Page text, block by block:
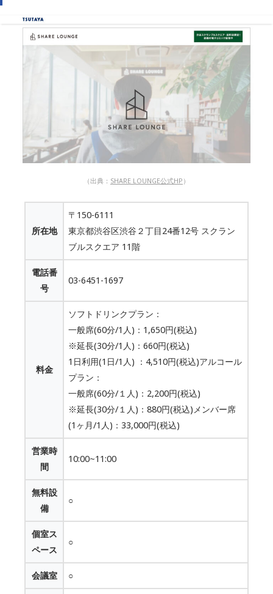
（出典： SHARE LOUNGE公式HP ）
所在地
〒150-6111
東京都渋谷区渋谷２丁目24番12号 スクラン
ブルスクエア 11階
電話番
号
03-6451-1697
料金
ソフトドリンクプラン：
一般席(60分/1人)：1,650円(税込)
※延長(30分/1人)：660円(税込)
1日利用(1日/1人) ：4,510円(税込)アルコール
プラン：
一般席(60分/１人)：2,200円(税込)
※延長(30分/１人)：880円(税込)メンバー席
(1ヶ月/1人)：33,000円(税込)
営業時
間
10:00~11:00
無料設
備
○
個室ス
ペース
○
会議室 ○